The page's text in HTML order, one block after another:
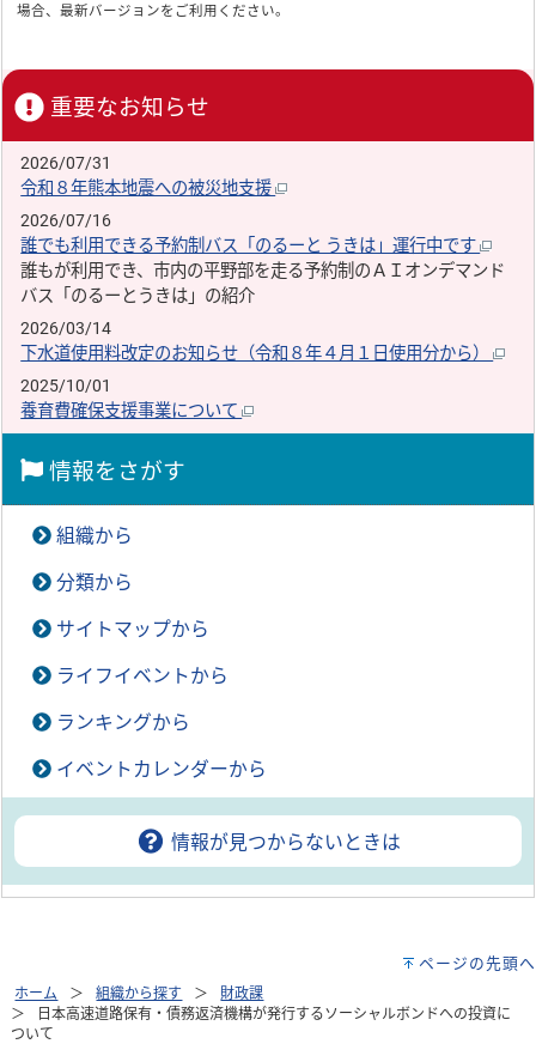
場合、最新バージョンをご利用ください。
重要なお知らせ
2026/07/31
令和８年熊本地震への被災地支援
2026/07/16
誰でも利用できる予約制バス「のるーと うきは」運行中です
誰もが利用でき、市内の平野部を走る予約制のＡＩオンデマンド
バス「のるーとうきは」の紹介
2026/03/14
下水道使用料改定のお知らせ（令和８年４月１日使用分から）
2025/10/01
養育費確保支援事業について
情報をさがす
組織から
分類から
サイトマップから
ライフイベントから
ランキングから
イベントカレンダーから
情報が見つからないときは
ページの先頭へ
ホーム 組織から探す
財政課
日本高速道路保有・債務返済機構が発行するソーシャルボンドへの投資に
ついて